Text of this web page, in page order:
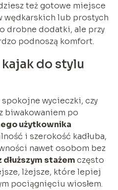
też gotowe miejsce
wędkarskich lub prostych
drobne dodatki, ale przy
podnoszą komfort.
do stylu
wycieczki, czy
biwakowaniem po
użytkownika
i szerokość kadłuba,
nawet osobom bez
dłuższym stażemczęsto
lżejsze, które lepiej
pociągnięciu wiosłem.